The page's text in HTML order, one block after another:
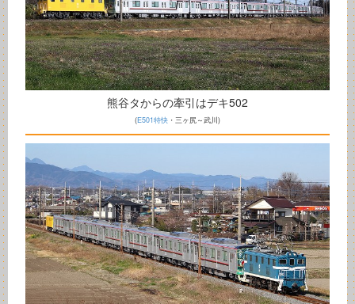
熊谷タからの牽引はデキ502
(E501特快 ・三ヶ尻～武川)